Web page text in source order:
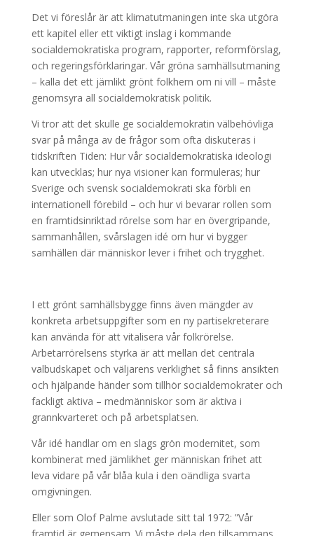
Det vi föreslår är att klimatutmaningen inte ska utgöra
ett kapitel eller ett viktigt inslag i kommande
socialdemokratiska program, rapporter, reformförslag,
och regeringsförklaringar. Vår gröna samhällsutmaning
– kalla det ett jämlikt grönt folkhem om ni vill – måste
genomsyra all socialdemokratisk politik.
Vi tror att det skulle ge socialdemokratin välbehövliga
svar på många av de frågor som ofta diskuteras i
tidskriften Tiden: Hur vår socialdemokratiska ideologi
kan utvecklas; hur nya visioner kan formuleras; hur
Sverige och svensk socialdemokrati ska förbli en
internationell förebild – och hur vi bevarar rollen som
en framtidsinriktad rörelse som har en övergripande,
sammanhållen, svårslagen idé om hur vi bygger
samhällen där människor lever i frihet och trygghet.
I ett grönt samhällsbygge finns även mängder av
konkreta arbetsuppgifter som en ny partisekreterare
kan använda för att vitalisera vår folkrörelse.
Arbetarrörelsens styrka är att mellan det centrala
valbudskapet och väljarens verklighet så finns ansikten
och hjälpande händer som tillhör socialdemokrater och
fackligt aktiva – medmänniskor som är aktiva i
grannkvarteret och på arbetsplatsen.
Vår idé handlar om en slags grön modernitet, som
kombinerat med jämlikhet ger människan frihet att
leva vidare på vår blåa kula i den oändliga svarta
omgivningen.
Eller som Olof Palme avslutade sitt tal 1972: ”Vår